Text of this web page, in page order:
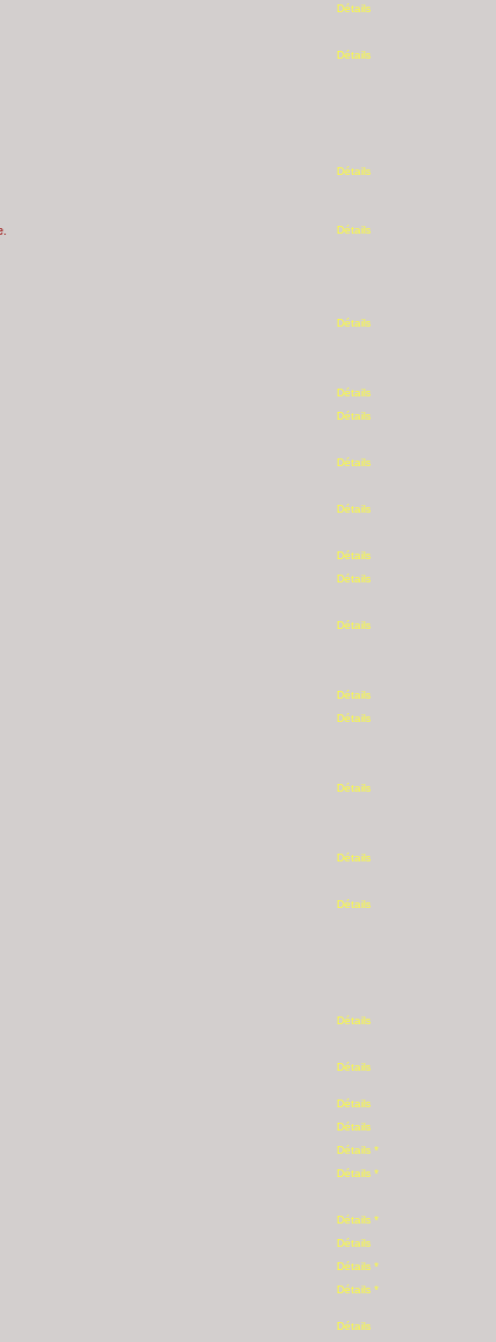
Détails
Détails
Détails
Détails
Détails
Détails
Détails
Détails
Détails
Détails
Détails
Détails
Détails
Détails
Détails
Détails
Détails
Détails
Détails
Détails
Détails
Détails *
Détails *
Détails *
Détails
Détails *
Détails *
Détails